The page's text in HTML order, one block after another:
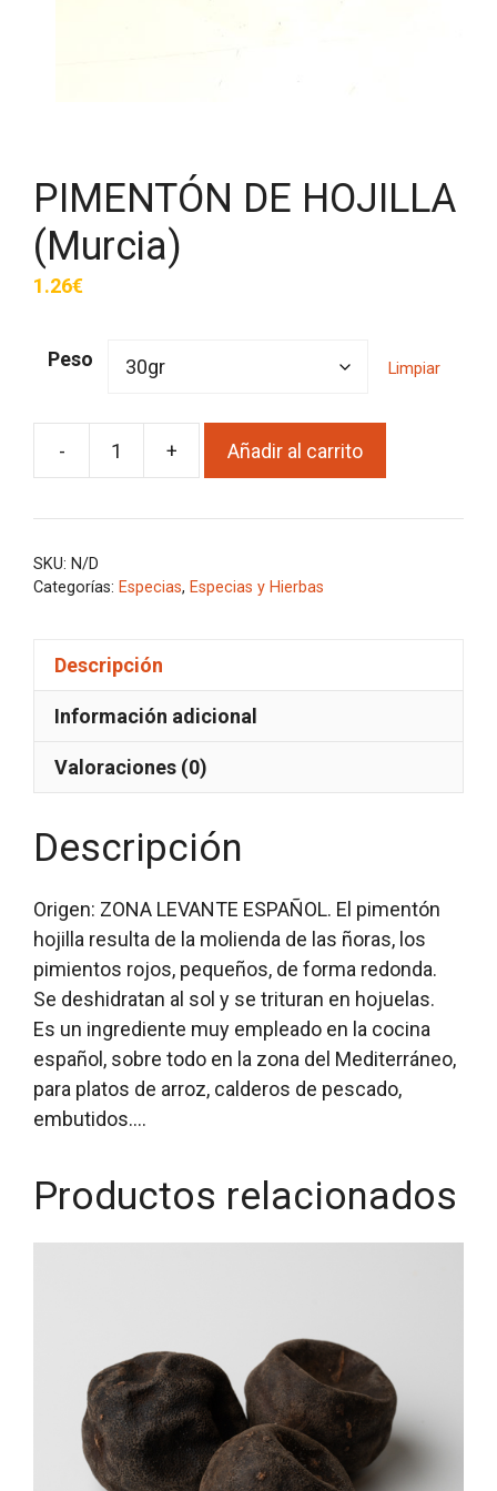
PIMENTÓN DE HOJILLA
(Murcia)
1.26€
Peso Limpiar
-
PIMENTÓN
HOJILLA
cantidad
+ Añadir al carrito
SKU: N/D
Categorías: Especias, Especias y Hierbas
Descripción
Información adicional
Valoraciones (0)
Descripción
Origen: ZONA LEVANTE ESPAÑOL. El pimentón
hojilla resulta de la molienda de las ñoras, los
pimientos rojos, pequeños, de forma redonda.
Se deshidratan al sol y se trituran en hojuelas.
Es un ingrediente muy empleado en la cocina
español, sobre todo en la zona del Mediterráneo,
para platos de arroz, calderos de pescado,
embutidos….
Productos relacionados
variantes.
opciones